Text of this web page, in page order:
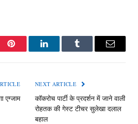
Pinterest LinkedInTumblr Email
एग्जाम
NEXT ARTICLE
कॉकरोच पार्टी के प्रदर्शन में जाने वाली
रोहतक की गेस्ट टीचर सुलेखा दलाल
बहाल